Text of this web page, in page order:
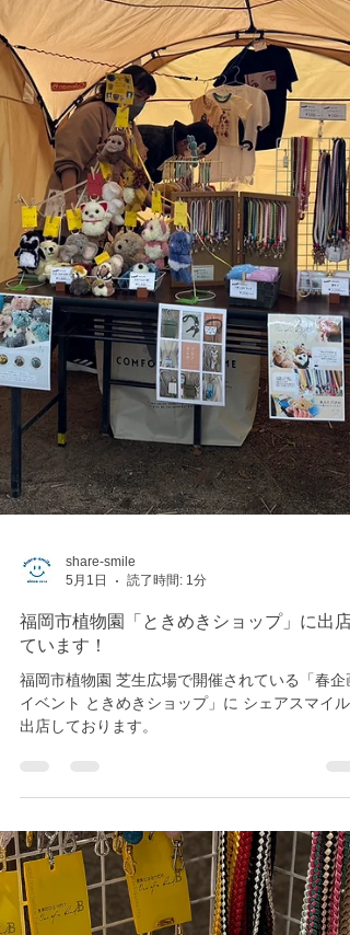
share-smile
5月1日
福岡市植物園「ときめきショップ」に出店
ています！
福岡市植物園 芝生広場で開催されている「春企